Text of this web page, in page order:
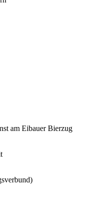
am Eibauer Bierzug